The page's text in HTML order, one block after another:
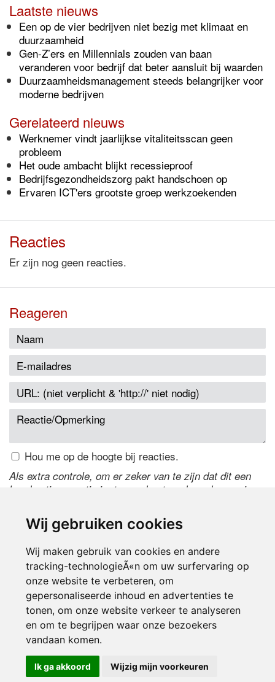
Wij gebruiken cookies
Wij maken gebruik van cookies en andere
tracking-technologieÃ«n om uw surfervaring op
onze website te verbeteren, om
gepersonaliseerde inhoud en advertenties te
tonen, om onze website verkeer te analyseren
en om te begrijpen waar onze bezoekers
vandaan komen.
Ik ga akkoord Wijzig mijn voorkeuren
Laatste nieuws
Een op de vier bedrijven niet bezig met klimaat en
duurzaamheid
Gen-Z’ers en Millennials zouden van baan
veranderen voor bedrijf dat beter aansluit bij waarden
Duurzaamheidsmanagement steeds belangrijker voor
moderne bedrijven
Gerelateerd nieuws
Werknemer vindt jaarlijkse vitaliteitsscan geen
probleem
Het oude ambacht blijkt recessieproof
Bedrijfsgezondheidszorg pakt handschoen op
Ervaren ICT'ers grootste groep werkzoekenden
Reacties
Er zijn nog geen reacties.
Reageren
Hou me op de hoogte bij reacties.
Als extra controle, om er zeker van te zijn dat dit een
handmatige reactie is, typ onderstaande code over in
de code te wijzigen.
© 2000-2026 UFE Media:Managersonline.nl|Brisk magazine
Partners:Autowereld.com